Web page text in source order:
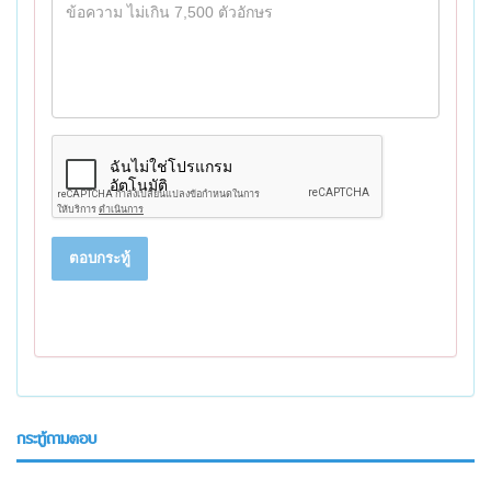
ตอบกระทู้
กระทู้ถามตอบ